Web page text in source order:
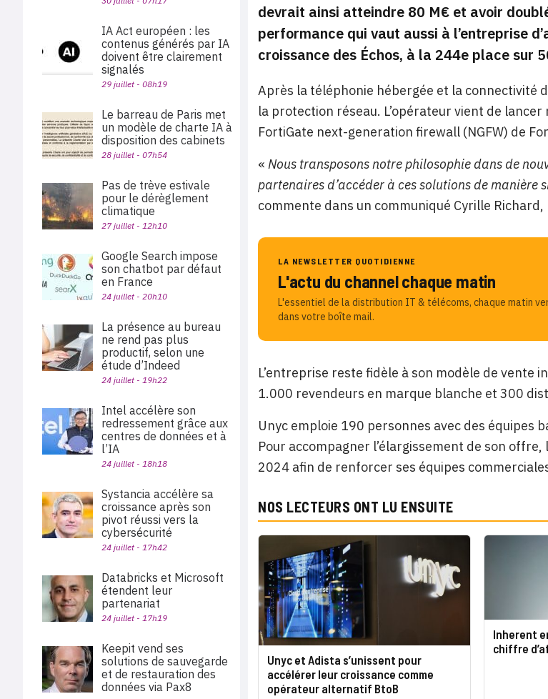
devrait ainsi atteindre 80 M€ et avoir
performance qui vaut aussi à l’entreprise
croissance des Échos, à la 244e place sur
Après la téléphonie hébergée et la connectivité
la protection réseau. L’opérateur vient de
FortiGate next-generation firewall (NGFW) de
« Nous transposons notre philosophie dans de
partenaires d’accéder à ces solutions de
commente dans un communiqué Cyrille
LA NEWSLETTER QUOTIDIENNE
L'actu du channel chaque matin
L'essentiel de la distribution IT & télécoms, chaque matin
dans votre boîte mail.
L’entreprise reste fidèle à son modèle de
1.000 revendeurs en marque blanche et 300
Unyc emploie 190 personnes avec des équipes
Pour accompagner l’élargissement de son
2024 afin de renforcer ses équipes
NOS LECTEURS ONT LU ENSUITE
Unyc et Adista s’unissent pour
accélérer leur croissance comme
opérateur alternatif BtoB
Inherent
chiffre
IA Act européen : les
contenus générés par IA
doivent être clairement
signalés
29 juillet - 08h19
Le barreau de Paris met
un modèle de charte IA à
disposition des cabinets
28 juillet - 07h54
Pas de trève estivale
pour le dérèglement
climatique
27 juillet - 12h10
Google Search impose
son chatbot par défaut
en France
24 juillet - 20h10
La présence au bureau
ne rend pas plus
productif, selon une
étude d’Indeed
24 juillet - 19h22
Intel accélère son
redressement grâce aux
centres de données et à
l’IA
24 juillet - 18h18
Systancia accélère sa
croissance après son
pivot réussi vers la
cybersécurité
24 juillet - 17h42
Databricks et Microsoft
étendent leur
partenariat
24 juillet - 17h19
Keepit vend ses
solutions de sauvegarde
et de restauration des
données via Pax8